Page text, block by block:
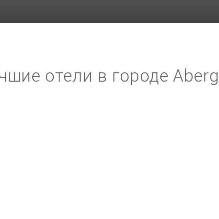
отели в городе